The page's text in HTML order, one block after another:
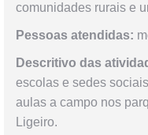
comunidades rurais e
Pessoas atendidas:
Descritivo das
escolas e sedes
aulas a campo nos
Ligeiro.